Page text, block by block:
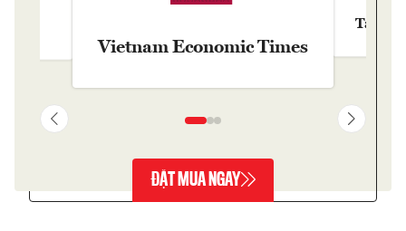
Vietnam Economic Times
Tạp
ĐẶT MUA NGAY